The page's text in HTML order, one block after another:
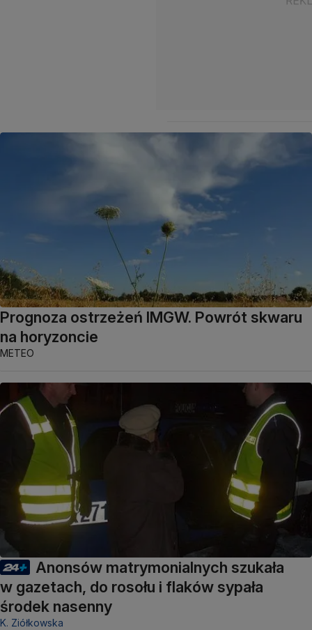
Prognoza ostrzeżeń IMGW. Powrót skwaru
na horyzoncie
METEO
Anonsów matrymonialnych szukała
w gazetach, do rosołu i flaków sypała
środek nasenny
K. Ziółkowska